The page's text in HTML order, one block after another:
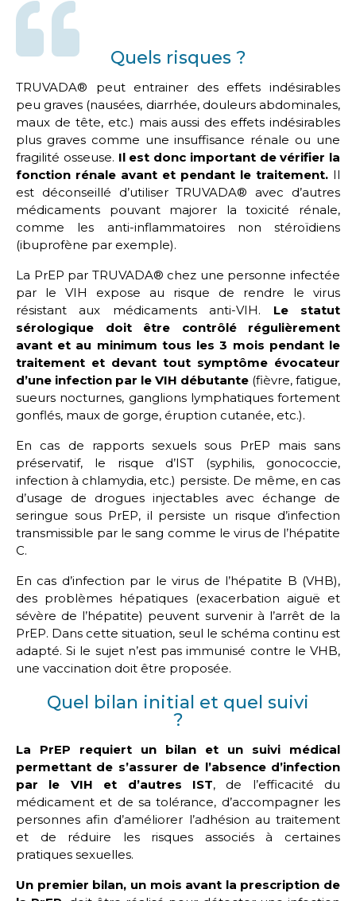
Quels risques ?
TRUVADA® peut entrainer des effets indésirables
peu graves (nausées, diarrhée, douleurs abdominales,
maux de tête, etc.) mais aussi des effets indésirables
plus graves comme une insuffisance rénale ou une
fragilité osseuse. Il est donc important de vérifier la
fonction rénale avant et pendant le traitement. Il
est déconseillé d’utiliser TRUVADA® avec d’autres
médicaments pouvant majorer la toxicité rénale,
comme les anti-inflammatoires non stéroïdiens
(ibuprofène par exemple).
La PrEP par TRUVADA® chez une personne infectée
par le VIH expose au risque de rendre le virus
résistant aux médicaments anti-VIH. Le statut
sérologique doit être contrôlé régulièrement
avant et au minimum tous les 3 mois pendant le
traitement et devant tout symptôme évocateur
d’une infection par le VIH débutante (fièvre, fatigue,
sueurs nocturnes, ganglions lymphatiques fortement
gonflés, maux de gorge, éruption cutanée, etc.).
En cas de rapports sexuels sous PrEP mais sans
préservatif, le risque d’IST (syphilis, gonococcie,
infection à chlamydia, etc.) persiste. De même, en cas
d’usage de drogues injectables avec échange de
seringue sous PrEP, il persiste un risque d’infection
transmissible par le sang comme le virus de l’hépatite
C.
En cas d’infection par le virus de l’hépatite B (VHB),
des problèmes hépatiques (exacerbation aiguë et
sévère de l’hépatite) peuvent survenir à l’arrêt de la
PrEP. Dans cette situation, seul le schéma continu est
adapté. Si le sujet n’est pas immunisé contre le VHB,
une vaccination doit être proposée.
Quel bilan initial et quel suivi
?
La PrEP requiert un bilan et un suivi médical
permettant de s’assurer de l’absence d’infection
par le VIH et d’autres IST, de l’efficacité du
médicament et de sa tolérance, d’accompagner les
personnes afin d’améliorer l’adhésion au traitement
et de réduire les risques associés à certaines
pratiques sexuelles.
Un premier bilan, un mois avant la prescription de